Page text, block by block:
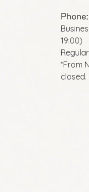
19:00)
*From
closed.